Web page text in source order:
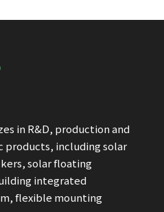
in R&D, production and
products, including solar
solar floating
integrated
flexible mounting